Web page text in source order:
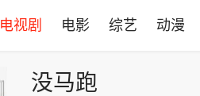
电视剧 电影 综艺 动漫
没马跑